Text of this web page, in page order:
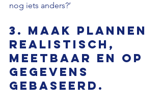
nog iets anders?’
3. Maak plannen
realistisch,
meetbaar en op
gegevens
gebaseerd.